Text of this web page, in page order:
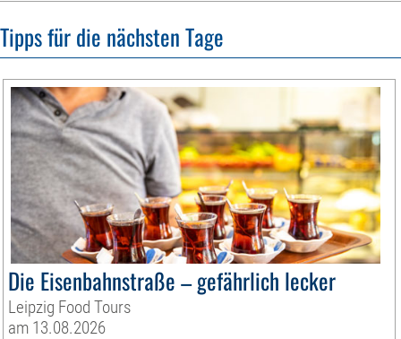
Tipps für die nächsten Tage
Die Eisenbahnstraße – gefährlich lecker
Leipzig Food Tours
am 13.08.2026